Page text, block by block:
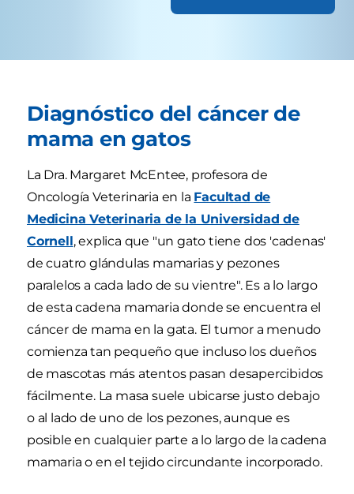
Diagnóstico del cáncer de
mama en gatos
La Dra. Margaret McEntee, profesora de
Oncología Veterinaria en la Facultad de
Medicina Veterinaria de la Universidad de
Cornell, explica que "un gato tiene dos 'cadenas'
de cuatro glándulas mamarias y pezones
paralelos a cada lado de su vientre". Es a lo largo
de esta cadena mamaria donde se encuentra el
cáncer de mama en la gata. El tumor a menudo
comienza tan pequeño que incluso los dueños
de mascotas más atentos pasan desapercibidos
fácilmente. La masa suele ubicarse justo debajo
o al lado de uno de los pezones, aunque es
posible en cualquier parte a lo largo de la cadena
mamaria o en el tejido circundante incorporado.